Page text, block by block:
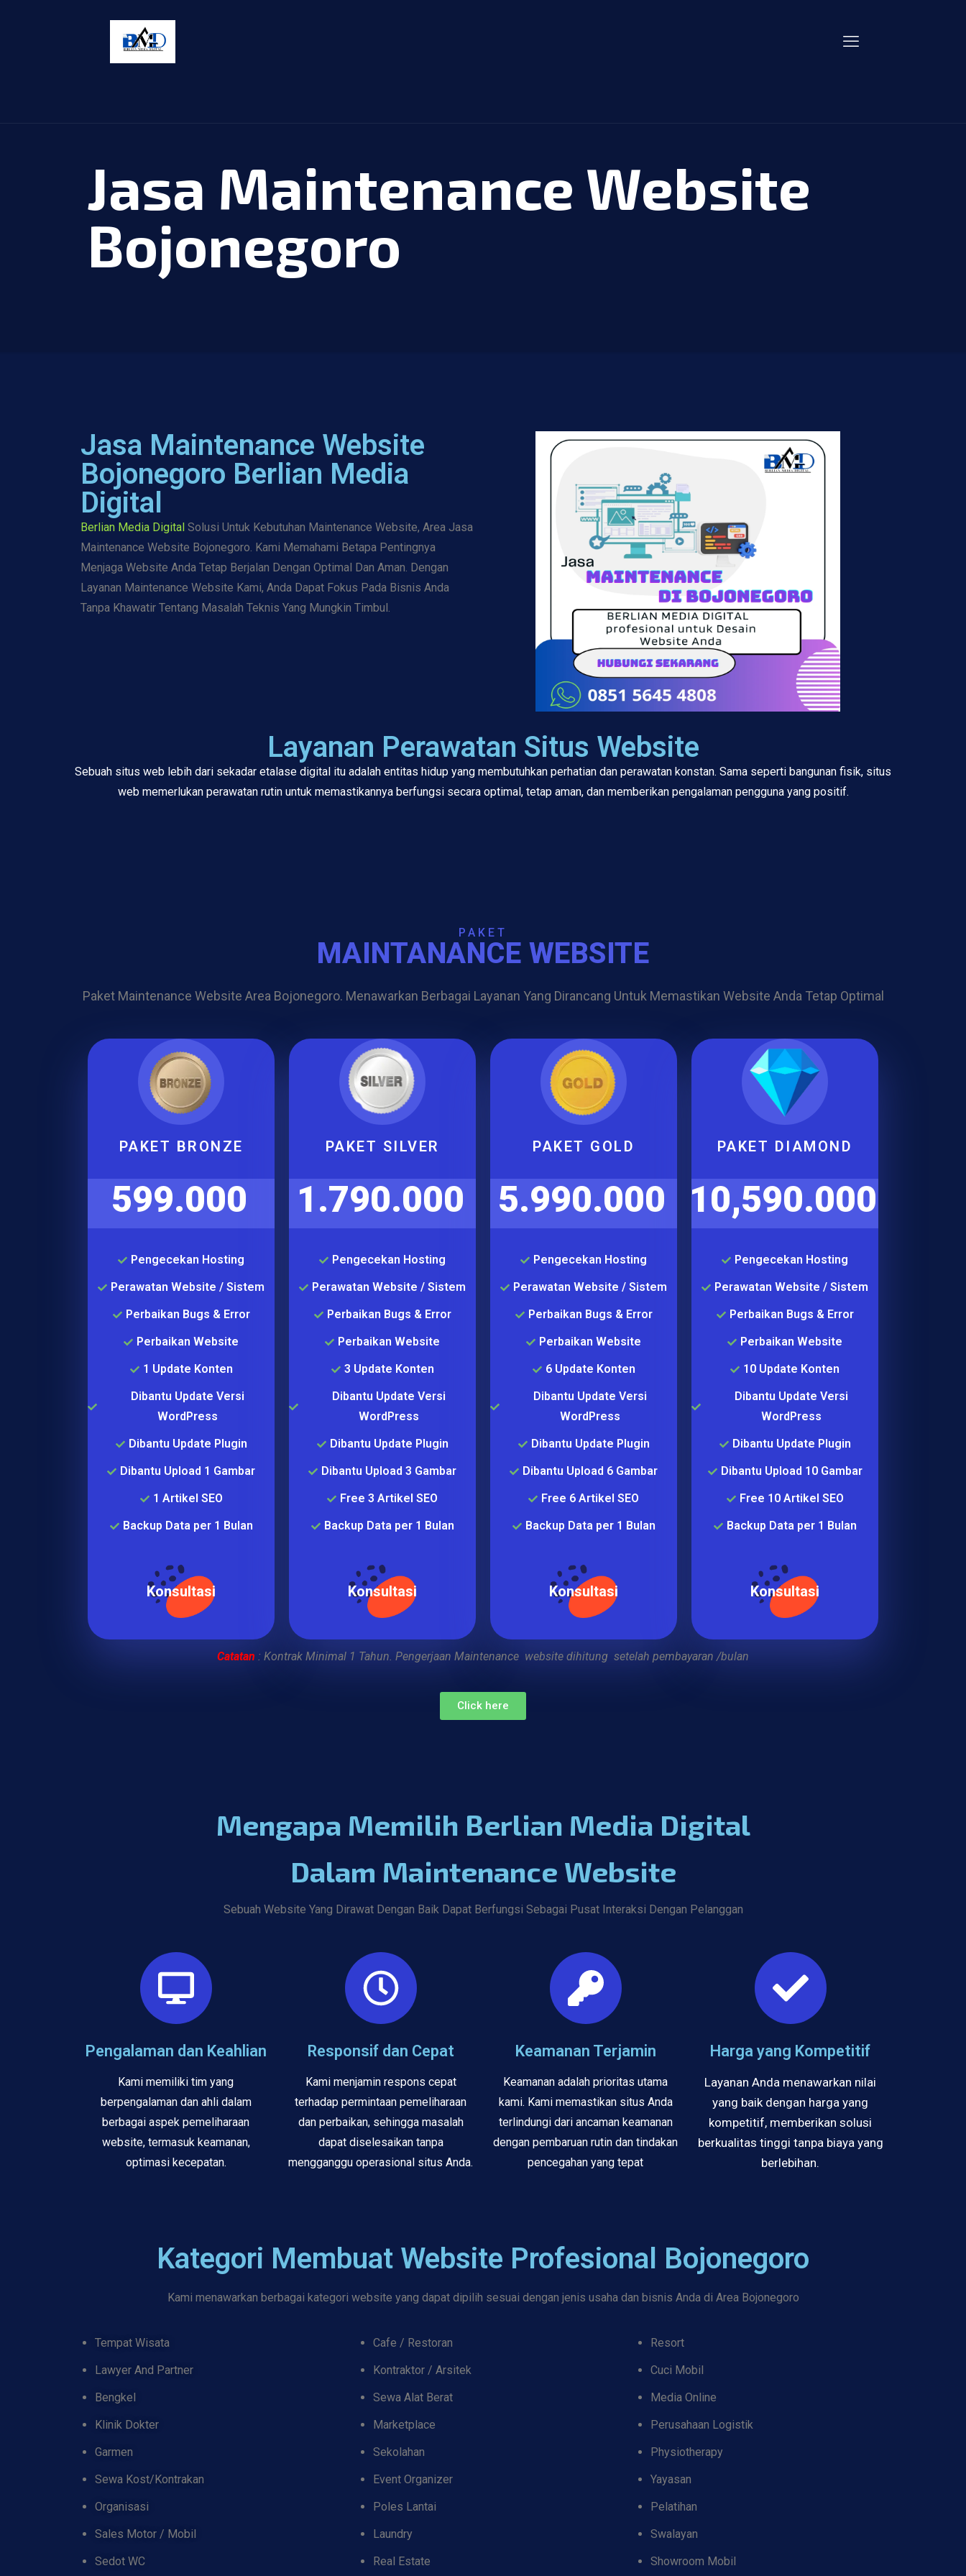
Jasa Maintenance Website
Bojonegoro
Jasa Maintenance Website
Bojonegoro Berlian Media
Digital
Berlian Media Digital Solusi Untuk Kebutuhan Maintenance Website, Area Jasa
Maintenance Website Bojonegoro. Kami Memahami Betapa Pentingnya
Menjaga Website Anda Tetap Berjalan Dengan Optimal Dan Aman. Dengan
Layanan Maintenance Website Kami, Anda Dapat Fokus Pada Bisnis Anda
Tanpa Khawatir Tentang Masalah Teknis Yang Mungkin Timbul.
Layanan Perawatan Situs Website
Sebuah situs web lebih dari sekadar etalase digital itu adalah entitas hidup yang membutuhkan perhatian dan perawatan konstan. Sama seperti bangunan fisik, situs
web memerlukan perawatan rutin untuk memastikannya berfungsi secara optimal, tetap aman, dan memberikan pengalaman pengguna yang positif.
PAKET
MAINTANANCE WEBSITE
Paket Maintenance Website Area Bojonegoro. Menawarkan Berbagai Layanan Yang Dirancang Untuk Memastikan Website Anda Tetap Optimal
PAKET BRONZE
599.000
Pengecekan Hosting
Perawatan Website / Sistem
Perbaikan Bugs & Error
Perbaikan Website
1 Update Konten
Dibantu Update Versi
WordPress
Dibantu Update Plugin
Dibantu Upload 1 Gambar
1 Artikel SEO
Backup Data per 1 Bulan
Konsultasi
PAKET SILVER
1.790.000
Pengecekan Hosting
Perawatan Website / Sistem
Perbaikan Bugs & Error
Perbaikan Website
3 Update Konten
Dibantu Update Versi
WordPress
Dibantu Update Plugin
Dibantu Upload 3 Gambar
Free 3 Artikel SEO
Backup Data per 1 Bulan
Konsultasi
PAKET GOLD
5.990.000
Pengecekan Hosting
Perawatan Website / Sistem
Perbaikan Bugs & Error
Perbaikan Website
6 Update Konten
Dibantu Update Versi
WordPress
Dibantu Update Plugin
Dibantu Upload 6 Gambar
Free 6 Artikel SEO
Backup Data per 1 Bulan
Konsultasi
PAKET DIAMOND
10,590.000
Pengecekan Hosting
Perawatan Website / Sistem
Perbaikan Bugs & Error
Perbaikan Website
10 Update Konten
Dibantu Update Versi
WordPress
Dibantu Update Plugin
Dibantu Upload 10 Gambar
Free 10 Artikel SEO
Backup Data per 1 Bulan
Konsultasi
Catatan : Kontrak Minimal 1 Tahun. Pengerjaan Maintenance website dihitung setelah pembayaran /bulan
Click here
Mengapa Memilih Berlian Media Digital
Dalam Maintenance Website
Sebuah Website Yang Dirawat Dengan Baik Dapat Berfungsi Sebagai Pusat Interaksi Dengan Pelanggan
Pengalaman dan Keahlian
Kami memiliki tim yang
berpengalaman dan ahli dalam
berbagai aspek pemeliharaan
website, termasuk keamanan,
optimasi kecepatan.
Responsif dan Cepat
Kami menjamin respons cepat
terhadap permintaan pemeliharaan
dan perbaikan, sehingga masalah
dapat diselesaikan tanpa
mengganggu operasional situs Anda.
Keamanan Terjamin
Keamanan adalah prioritas utama
kami. Kami memastikan situs Anda
terlindungi dari ancaman keamanan
dengan pembaruan rutin dan tindakan
pencegahan yang tepat
Harga yang Kompetitif
Layanan Anda menawarkan nilai
yang baik dengan harga yang
kompetitif, memberikan solusi
berkualitas tinggi tanpa biaya yang
berlebihan.
Kategori Membuat Website Profesional Bojonegoro
Kami menawarkan berbagai kategori website yang dapat dipilih sesuai dengan jenis usaha dan bisnis Anda di Area Bojonegoro
Tempat Wisata
Lawyer And Partner
Bengkel
Klinik Dokter
Garmen
Sewa Kost/Kontrakan
Organisasi
Sales Motor / Mobil
Sedot WC
Cafe / Restoran
Kontraktor / Arsitek
Sewa Alat Berat
Marketplace
Sekolahan
Event Organizer
Poles Lantai
Laundry
Real Estate
Resort
Cuci Mobil
Media Online
Perusahaan Logistik
Physiotherapy
Yayasan
Pelatihan
Swalayan
Showroom Mobil